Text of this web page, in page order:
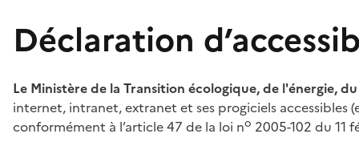
Déclaration
Le Ministère de la Transition écologique, de l'énergie,
internet, intranet, extranet et ses progiciels
conformément à l’article 47 de la loi no 2005-102 du 11